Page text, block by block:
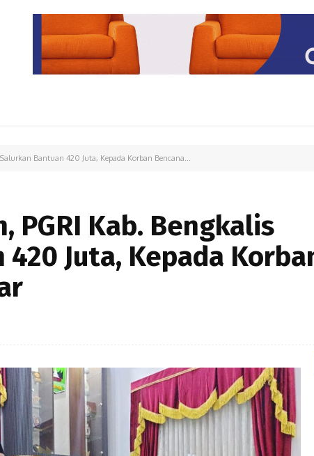
Bantuan 420 Juta, Kepada Korban Bencana...
PGRI Kab. Bengkalis
Juta, Kepada